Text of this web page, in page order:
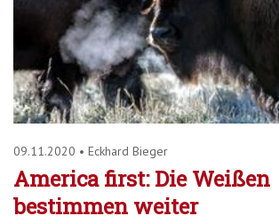
09.11.2020 • Eckhard Bieger
America first: Die Weißen
bestimmen weiter